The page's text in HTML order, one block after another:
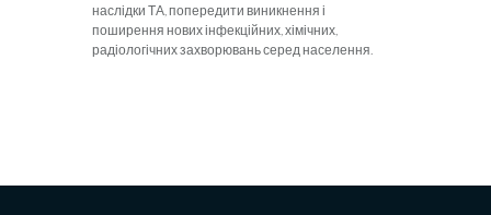
наслідки ТА, попередити виникнення і
поширення нових інфекційних, хімічних,
радіологічних захворювань серед населення.